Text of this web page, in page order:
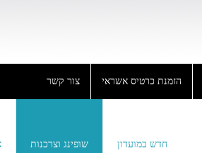
הזמנת כרטיס אשראי צור קשר
חדש במועדון שופינג וצרכנות